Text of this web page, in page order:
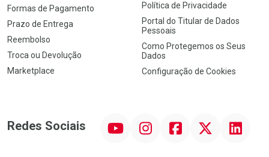
Formas de Pagamento
Prazo de Entrega
Reembolso
Troca ou Devolução
Marketplace
Política de Privacidade
Portal do Titular de Dados
Pessoais
Como Protegemos os Seus
Dados
Configuração de Cookies
Redes Sociais InstagramFacebookTwitter Linkedin